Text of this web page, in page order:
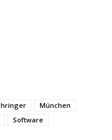
München
Software